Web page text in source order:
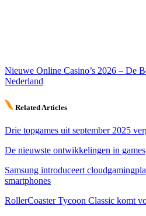
Nieuwe Online Casino’s 2026 – De
Nederland
Related Articles
Drie topgames uit september 2025
De nieuwste ontwikkelingen in games
Samsung introduceert
smartphones
RollerCoaster Tycoon Classic komt